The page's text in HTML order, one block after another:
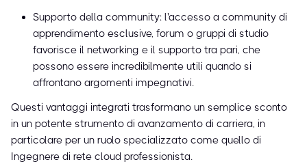
Supporto della community: l'accesso a community di
apprendimento esclusive, forum o gruppi di studio
favorisce il networking e il supporto tra pari, che
possono essere incredibilmente utili quando si
affrontano argomenti impegnativi.
Questi vantaggi integrati trasformano un semplice sconto
in un potente strumento di avanzamento di carriera, in
particolare per un ruolo specializzato come quello di
Ingegnere di rete cloud professionista.